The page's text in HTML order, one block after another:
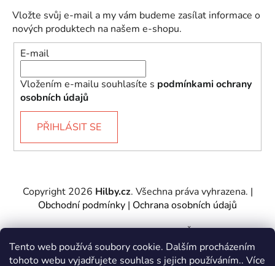
Tento web používá soubory cookie. Dalším procházením
tohoto webu vyjadřujete souhlas s jejich používáním.. Více
Vložte svůj e-mail a my vám budeme zasílat informace o
nových produktech na našem e-shopu.
E-mail
Vložením e-mailu souhlasíte s podmínkami ochrany
osobních údajů
PŘIHLÁSIT SE
Copyright 2026 Hilby.cz. Všechna práva vyhrazena. |
Obchodní podmínky | Ochrana osobních údajů
Provozovatel e-shopu: Hilby CZ s.r.o., IČ: 27467317, se
sídlem Soukenická 2082/7,11000 Praha 1 – Nové
Město.